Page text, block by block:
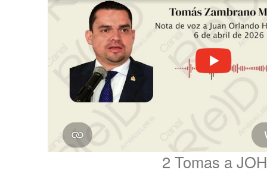
2 Tomas a JOH